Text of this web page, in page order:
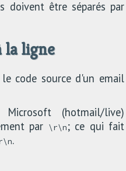
doivent être séparés par
la ligne
code source d'un email
Microsoft (hotmail/live)
par \r\n; ce qui fait
.